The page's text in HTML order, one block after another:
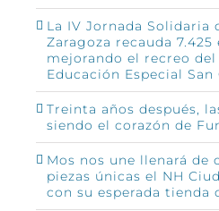
La IV Jornada Solidaria
Zaragoza recauda
mejorando el recreo
Educación Especial San
Treinta años después,
siendo el corazón de
Mos nos une llenará de
piezas únicas el NH
con su esperada tienda